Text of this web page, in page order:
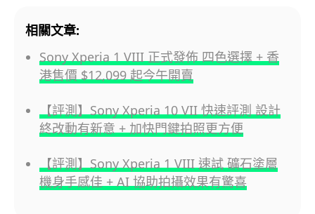
相關文章:
Sony Xperia 1 VIII 正式發佈 四色選擇 + 香
港售價 $12,099 起今午開賣
【評測】Sony Xperia 10 VII 快速評測 設計
終改動有新意 + 加快門鍵拍照更方便
【評測】Sony Xperia 1 VIII 速試 礦石塗層
機身手感佳 + AI 協助拍攝效果有驚喜